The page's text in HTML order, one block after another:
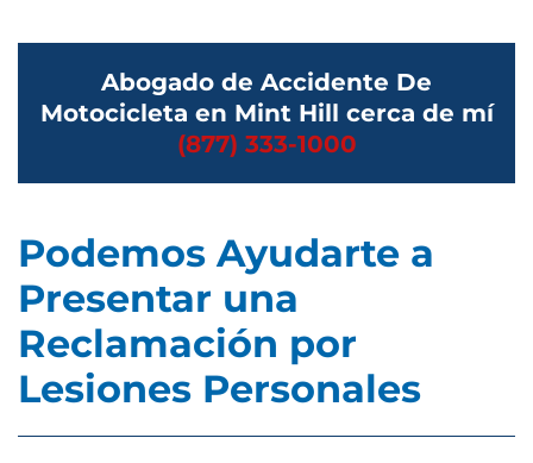
Abogado de Accidente De
Motocicleta en Mint Hill cerca de mí
(877) 333-1000
Podemos Ayudarte a
Presentar una
Reclamación por
Lesiones Personales